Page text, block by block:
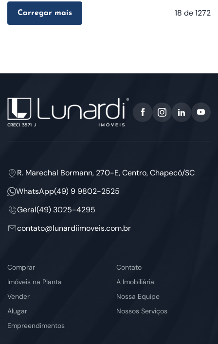
Carregar mais 18 de 1272
R. Marechal Bormann, 270-E, Centro, Chapecó/SC
WhatsApp(49) 9 9802-2525
Geral(49) 3025-4295
contato@lunardiimoveis.com.br
Comprar
Imóveis na Planta
Vender
Alugar
Empreendimentos
Contato
A Imobiliária
Nossa Equipe
Nossos Serviços